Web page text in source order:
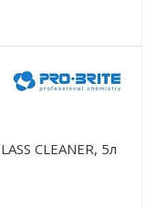
CLEANER, 5л